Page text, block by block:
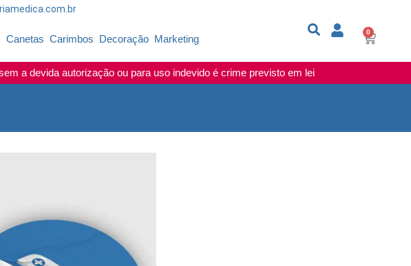
Canetas Carimbos Decoração Marketing
0
a devida autorização ou para uso indevido é crime previsto em lei